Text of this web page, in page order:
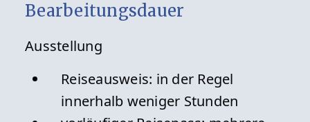
Bearbeitungsdauer
Ausstellung
Reiseausweis: in der Regel
innerhalb weniger Stunden